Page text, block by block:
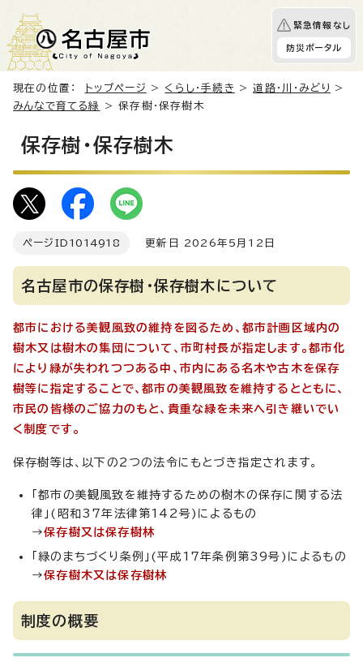
緊急情報なし
防災ポータル
現在の位置： トップページ > くらし・手続き >道路・川・みどり
>
みんなで育てる緑
> 保存樹・保存樹木
保存樹・保存樹木
ページID 1014918 更新日 2026年5月12日
名古屋市の保存樹・保存樹木について
都市における美観風致の維持を図るため、都市計画区域内の
樹木又は樹木の集団について、市町村長が指定します。都市化
により緑が失われつつある中、市内にある名木や古木を保存
樹等に指定することで、都市の美観風致を維持するとともに、
市民の皆様のご協力のもと、貴重な緑を未来へ引き継いでい
く制度です。
保存樹等は、以下の2つの法令にもとづき指定されます。
「都市の美観風致を維持するための樹木の保存に関する法
律」(昭和37年法律第142号)によるもの
→保存樹又は保存樹林
「緑のまちづくり条例」(平成17年条例第39号)によるもの
→保存樹木又は保存樹林
制度の概要